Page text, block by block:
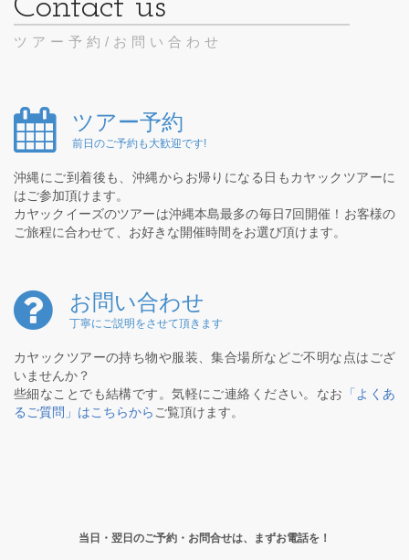
ツアー予約/お問い合わせ
ツアー予約
前日のご予約も大歓迎です!
沖縄にご到着後も、沖縄からお帰りになる日もカヤックツアーに
はご参加頂けます。
カヤックイーズのツアーは沖縄本島最多の毎日7回開催！お客様の
ご旅程に合わせて、お好きな開催時間をお選び頂けます。
お問い合わせ
丁寧にご説明をさせて頂きます
カヤックツアーの持ち物や服装、集合場所などご不明な点はござ
いませんか？
些細なことでも結構です。気軽にご連絡ください。なお
「よくあ
るご質問」はこちらから ご覧頂けます。
当日・翌日のご予約・お問合せは、まずお電話を！